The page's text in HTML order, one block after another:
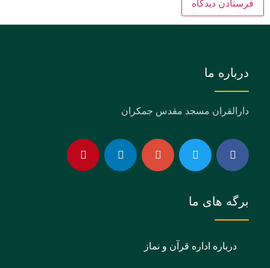
درباره ما
دارالقران مسجد مقدس جمکران
برگه های ما
درباره اداره قرآن و نماز